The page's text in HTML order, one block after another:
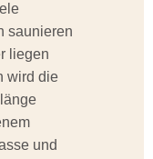
saunieren
liegen
wird die
und